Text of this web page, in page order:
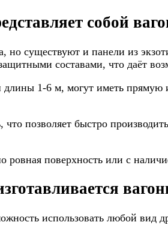
собой
существуют и панели из
составами, что даёт
1-6 м, могут иметь
что позволяет быстро
ровная поверхность или с
использовать любой вид